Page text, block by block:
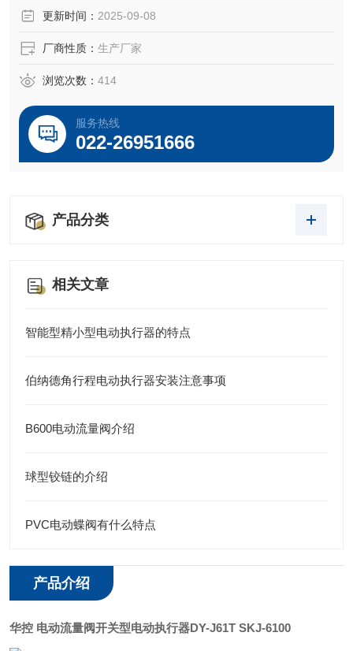
更新时间： 2025-09-08
厂商性质： 生产厂家
浏览次数： 414
服务热线
022-26951666
产品分类
相关文章
智能型精小型电动执行器的特点
伯纳德角行程电动执行器安装注意事项
B600电动流量阀介绍
球型铰链的介绍
PVC电动蝶阀有什么特点
产品介绍
华控 电动流量阀开关型电动执行器DY-J61T SKJ-6100